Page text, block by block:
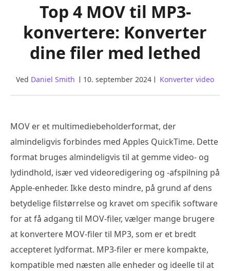
Top 4 MOV til MP3-
konvertere: Konverter
dine filer med lethed
Ved Daniel Smith 10. september 2024 Konverter video
MOV er et multimediebeholderformat, der
almindeligvis forbindes med Apples QuickTime. Dette
format bruges almindeligvis til at gemme video- og
lydindhold, især ved videoredigering og -afspilning på
Apple-enheder. Ikke desto mindre, på grund af dens
betydelige filstørrelse og kravet om specifik software
for at få adgang til MOV-filer, vælger mange brugere
at konvertere MOV-filer til MP3, som er et bredt
accepteret lydformat. MP3-filer er mere kompakte,
kompatible med næsten alle enheder og ideelle til at